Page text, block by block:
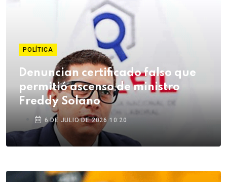
POLÍTICA
Denuncian certificado falso que
permitió ascenso de ministro
Freddy Solano
6 DE JULIO DE 2026 10:20